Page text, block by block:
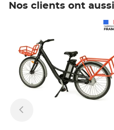
Nos clients ont